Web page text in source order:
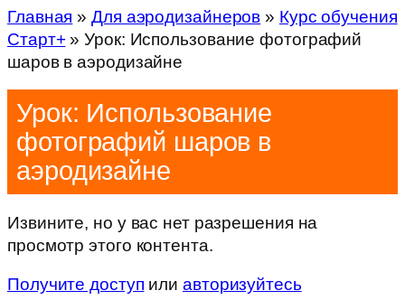
Главная »Для аэродизайнеров » Курс обучения
Старт+»Урок: Использование фотографий
шаров в аэродизайне
Урок: Использование
фотографий шаров в
аэродизайне
Извините, но у вас нет разрешения на
просмотр этого контента.
Получите доступ или авторизуйтесь